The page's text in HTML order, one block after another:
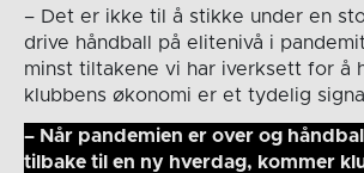
– Det er ikke til å stikke under en
drive håndball på elitenivå i
minst tiltakene vi har iverksett for å
klubbens økonomi er et tydelig
– Når pandemien er over og
tilbake til en ny hverdag, kommer